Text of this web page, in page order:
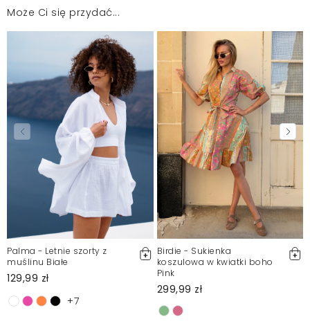
Może Ci się przydać...
Palma - Letnie szorty z
muślinu Białe
129,99 zł
+7
Birdie - Sukienka
koszulowa w kwiatki boho
Pink
299,99 zł